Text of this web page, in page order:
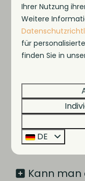
Kann ich
stornieren?
Wann
Was sind
Gibt es
Kann ich
mieten?
Kann
Ihrer Nutzung
Weitere
für
finden Sie in
DE